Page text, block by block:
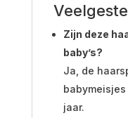
Zijn deze
baby’s?
Ja, de
jaar.